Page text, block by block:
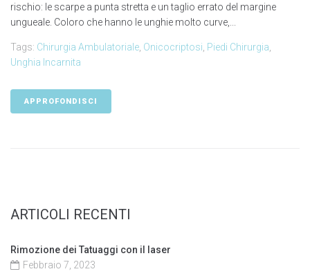
rischio: le scarpe a punta stretta e un taglio errato del margine
ungueale. Coloro che hanno le unghie molto curve,...
Tags: Chirurgia Ambulatoriale Onicocriptosi Piedi Chirurgia
Unghia Incarnita
APPROFONDISCI
ARTICOLI RECENTI
Rimozione dei Tatuaggi con il laser
Febbraio 7, 2023